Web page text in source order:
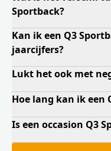
Sportback?
Kan ik een Q3
jaarcijfers?
Lukt het ook met
Hoe lang kan ik een
Is een occasion Q3